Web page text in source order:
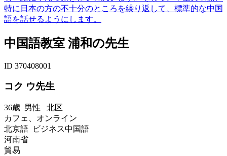
特に日本の方の不十分のところを繰り返して、標準的な中国
語を話せるようにします。
中国語教室 浦和の先生
ID 370408001
コク ウ先生
36歳 男性 北区
カフェ、オンライン
北京語 ビジネス中国語
河南省
貿易